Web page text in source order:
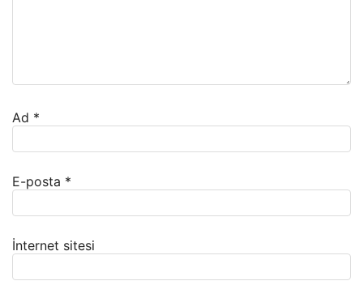
Ad *
E-posta *
İnternet sitesi